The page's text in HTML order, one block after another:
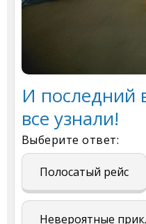
И последний
все узнали!
Выберите ответ:
Полосатый рейс
Невероятные